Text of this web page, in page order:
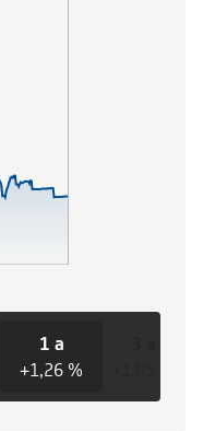
1 a
+1,26 %